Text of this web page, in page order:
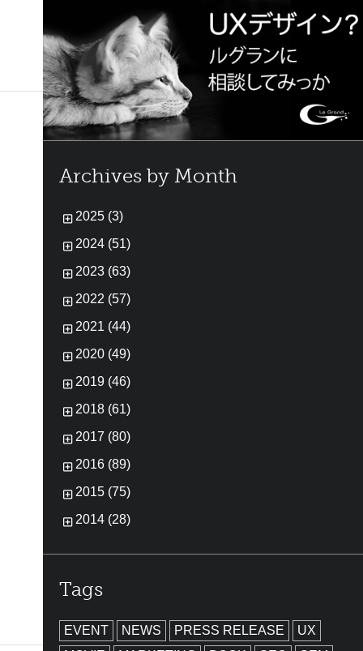
Archives by Month
2025 (3)
2024 (51)
2023 (63)
2022 (57)
2021 (44)
2020 (49)
2019 (46)
2018 (61)
2017 (80)
2016 (89)
2015 (75)
2014 (28)
Tags
EVENT NEWS PRESS RELEASE
UX